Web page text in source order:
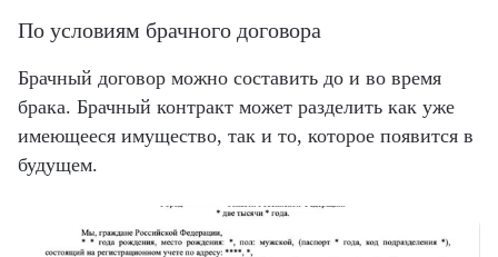
По условиям брачного договора
Брачный договор можно составить до и во время
брака. Брачный контракт может разделить как уже
имеющееся имущество, так и то, которое появится в
будущем.